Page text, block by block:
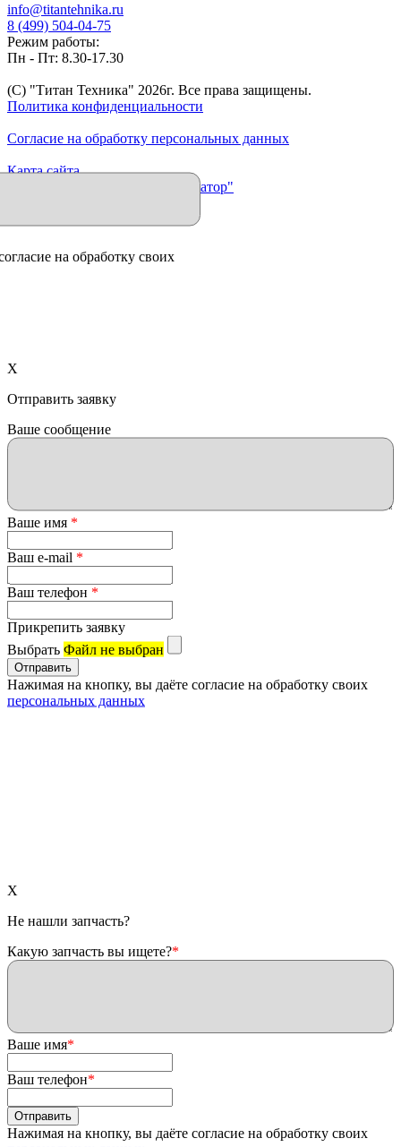
info@titantehnika.ru
8 (499) 504-04-75
Режим работы:
Пн - Пт: 8.30-17.30
(C) "Титан Техника" 2026г. Все права защищены.
Политика конфиденциальности
Согласие на обработку персональных данных
Карта сайта
Продвижение сайта "Иллюминатор"
на обработку своих
X
Отправить заявку
Ваше сообщение
Ваше имя *
Ваш e-mail *
Ваш телефон *
Прикрепить заявку
Выбрать Файл не выбран
Нажимая на кнопку, вы даёте согласие на обработку своих
персональных данных
X
Не нашли запчасть?
Какую запчасть вы ищете?*
Ваше имя*
Ваш телефон*
Нажимая на кнопку, вы даёте согласие на обработку своих